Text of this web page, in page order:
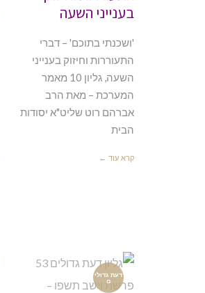
בענייני השעה
'ושכנתי בתוכם' – דברי
התעוררות וחיזוק בענייני
השעה, גליון 10 מאמר
המערכת – מאת הרב
אברהם רוט שליט"א יסודות
הבית
קרא עוד ←
דעת גדולי
ם